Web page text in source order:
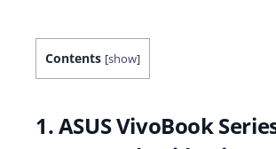
Contents [show]
1. ASUS VivoBook